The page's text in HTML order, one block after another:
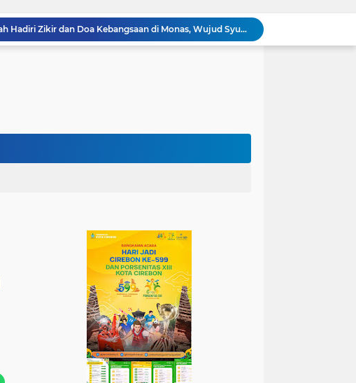
100.000 Jemaah Hadiri Zikir dan Doa Kebangsaan di Monas, Wujud Syukur atas Kemerdekaan
Wali Kota Lantik Dewan Pengawas dan Direksi BUMD, Tegaskan Komitmen pada Kinerja dan Integritas
Mahasiswa KKN Kelompok 2 UIN Siber Cirebon Dampingi Anak-Anak Ikuti Program Rumah Mengaji